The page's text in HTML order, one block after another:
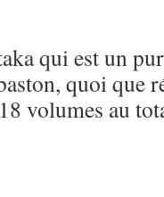
qui est un
quoi que
volumes au